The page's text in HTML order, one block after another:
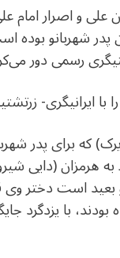
و اصرار امام
پدر شهربانو
رسمی دور
که برای پدر
به هرمزان
است دختر وی
با یزدگرد